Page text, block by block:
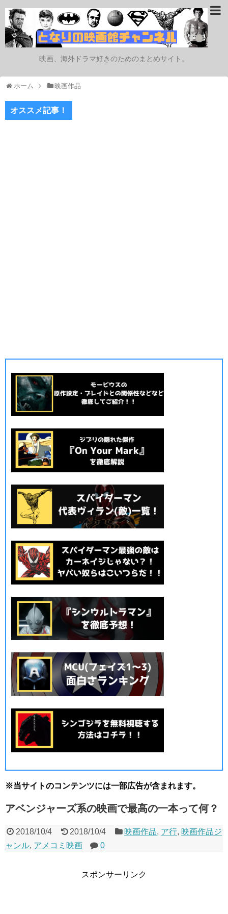
映画、海外ドラマ好きのためのまとめサイト。
ホーム 映画作品
オススメ記事！
※当サイトのコンテンツには一部広告が含まれます。
アベンジャーズ系の映画で最高の一本って何？
2018/10/4 2018/10/4 映画作品, ア行, 映画作品ジ
ャンル, アメコミ映画 0
スポンサーリンク